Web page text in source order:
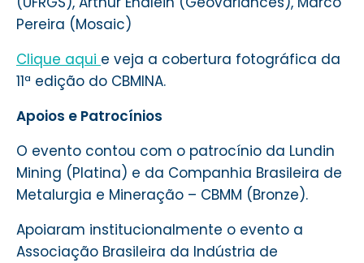
Pereira (Mosaic)
Clique aqui e veja a cobertura fotográfica da
11ª edição do CBMINA.
Apoios e Patrocínios
O evento contou com o patrocínio da Lundin
Mining (Platina) e da Companhia Brasileira de
Metalurgia e Mineração – CBMM (Bronze).
Apoiaram institucionalmente o evento a
Associação Brasileira da Indústria de